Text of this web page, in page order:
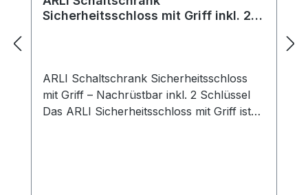
Sicherheitsschloss mit Griff inkl. 2
ARLI Schaltschrank Sicherheitsschloss
mit Griff – Nachrüstbar inkl. 2 Schlüssel
Das ARLI Sicherheitsschloss mit Griff ist